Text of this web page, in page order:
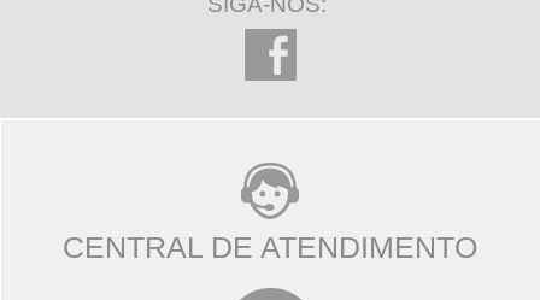
CENTRAL DE ATENDIMENTO